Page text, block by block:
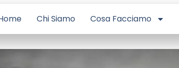
Chi Siamo Cosa Facciamo